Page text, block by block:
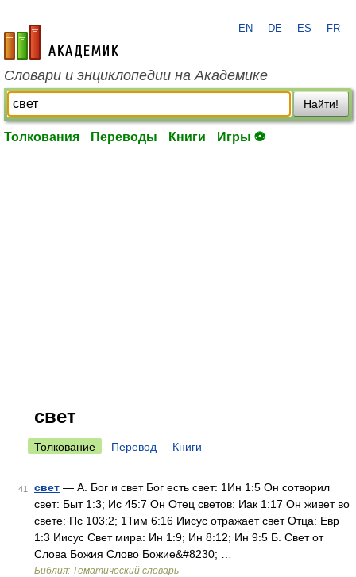
academic.ru
EN DE ES FR
Словари и энциклопедии на Академике
Найти!
Толкования Переводы Книги Игры ⚽
свет
Толкование Перевод Книги
41 свет — А. Бог и свет Бог есть свет: 1Ин 1:5 Он сотворил
свет: Быт 1:3; Ис 45:7 Он Отец светов: Иак 1:17 Он живет во
свете: Пс 103:2; 1Тим 6:16 Иисус отражает свет Отца: Евр
1:3 Иисус Свет мира: Ин 1:9; Ин 8:12; Ин 9:5 Б. Свет от
Слова Божия Слово Божие&#8230; …
Библия: Тематический словарь